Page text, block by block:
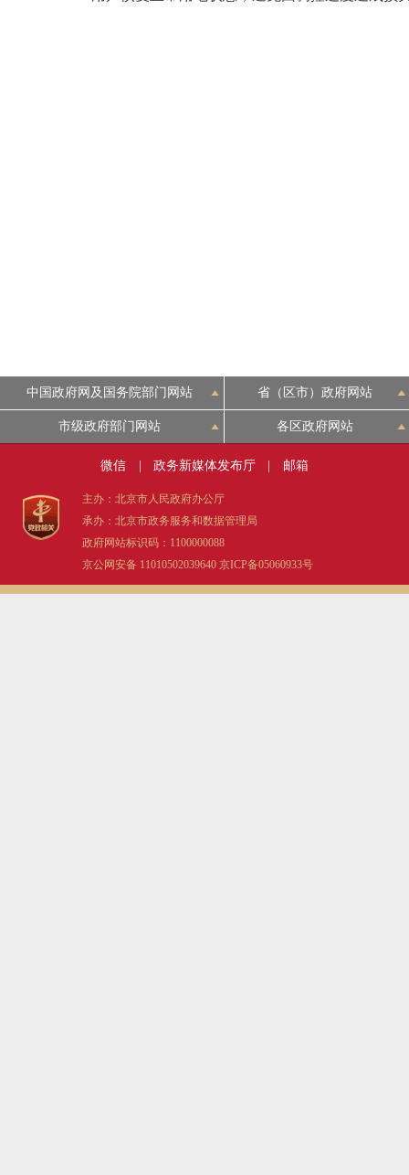
中国政府网及国务院部门网站 省（区市）政府网站
市级政府部门网站 各区政府网站
微信 政务新媒体发布厅 邮箱
主办：北京市人民政府办公厅
承办：北京市政务服务和数据管理局
政府网站标识码：1100000088
京公网安备 11010502039640 京ICP备05060933号